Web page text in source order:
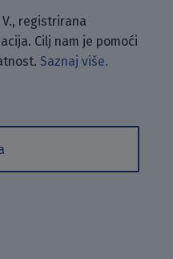
registrirana
Cilj nam je pomoći
Saznaj više.
blog koristeći
GitHubu.
s nama putem